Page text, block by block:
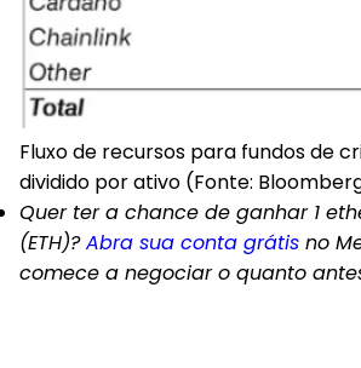
Fluxo de recursos para fundos de
dividido por ativo (Fonte:
Quer ter a chance de ganhar 1
(ETH)?Abra sua conta grátis no
comece a negociar o quanto